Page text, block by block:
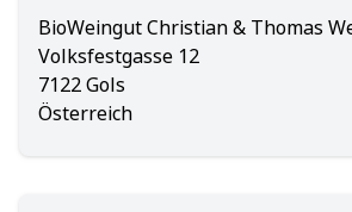
BioWeingut Christian & Thomas
Volksfestgasse 12
7122 Gols
Österreich